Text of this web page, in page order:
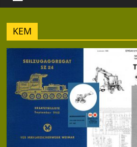
KEM